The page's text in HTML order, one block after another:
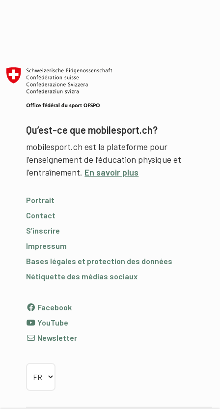
Qu’est-ce que mobilesport.ch?
mobilesport.ch est la plateforme pour
l’enseignement de l’éducation physique et
l’entraînement. En savoir plus
Portrait
Contact
S’inscrire
Impressum
Bases légales et protection des données
Nétiquette des médias sociaux
Facebook
YouTube
Newsletter